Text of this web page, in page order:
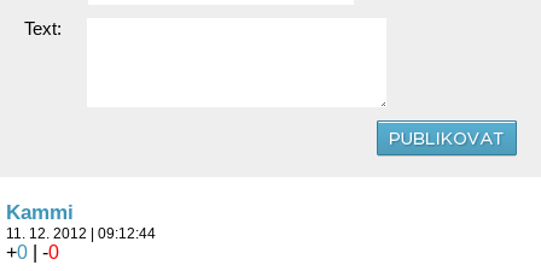
Text:
Kammi
11. 12. 2012 | 09:12:44
+0 | -0